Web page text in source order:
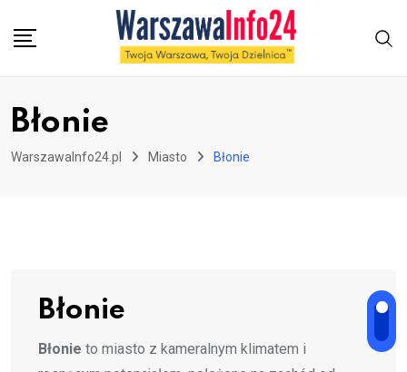
Błonie
WarszawaInfo24.pl Miasto Błonie
Błonie
Błonie to miasto z kameralnym klimatem i